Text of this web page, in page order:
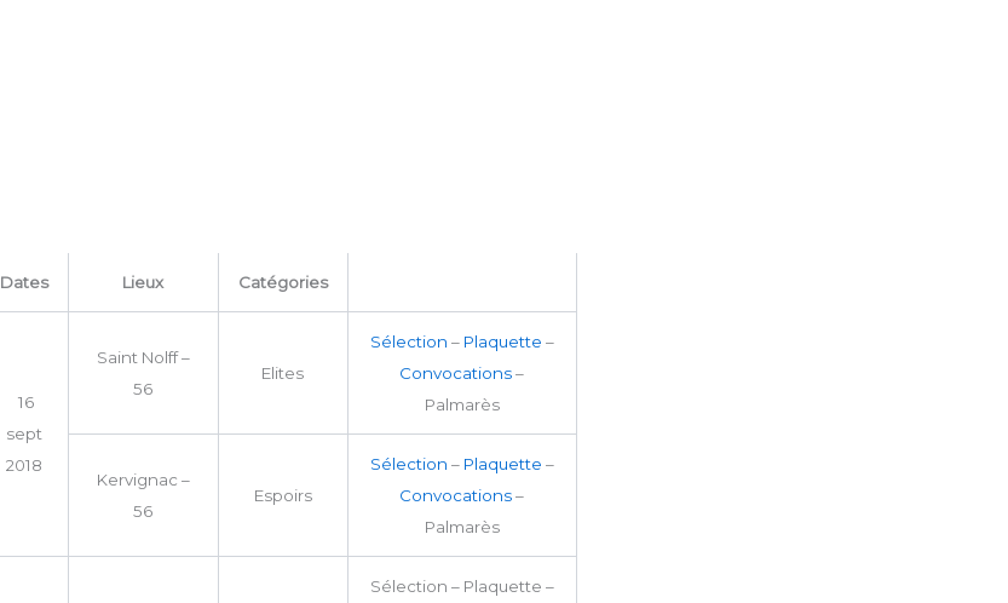
Dates Lieux Catégories
16
sept
2018
Saint Nolff –
56
Elites
Sélection – Plaquette –
Convocations–
Palmarès
Kervignac –
56
Espoirs
Sélection – Plaquette –
Convocations–
Palmarès
Sélection – Plaquette –